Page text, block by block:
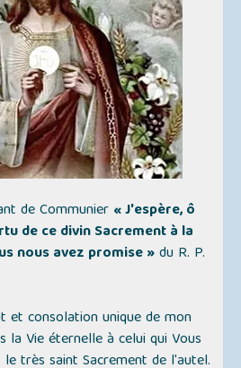
de Communier « J'espère, ô
de ce divin Sacrement à la
nous avez promise »du R. P.
et consolation unique de mon
la Vie éternelle à celui qui Vous
très saint Sacrement de l'autel.